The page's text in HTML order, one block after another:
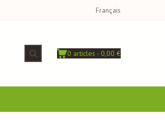
Français
0 articles - 0,00 €